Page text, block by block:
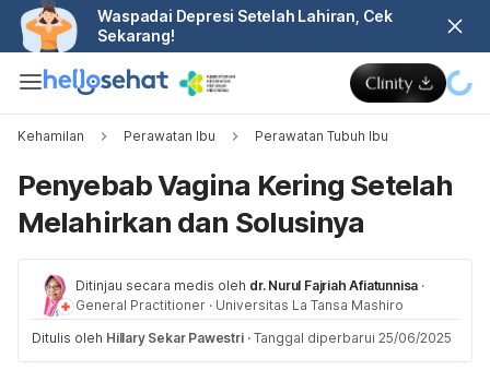
Waspadai Depresi Setelah Lahiran, Cek
Sekarang!
Kehamilan Perawatan Ibu Perawatan Tubuh Ibu
Penyebab Vagina Kering Setelah
Melahirkan dan Solusinya
Ditinjau secara medis oleh dr. Nurul Fajriah Afiatunnisa ·
General Practitioner · Universitas La Tansa Mashiro
Ditulis oleh Hillary Sekar Pawestri · Tanggal diperbarui 25/06/2025